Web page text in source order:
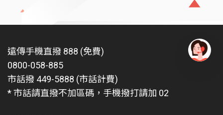
遠傳手機直撥 888 (免費)
0800-058-885
市話撥 449-5888 (市話計費)
* 市話請直撥不加區碼，手機撥打請加 02